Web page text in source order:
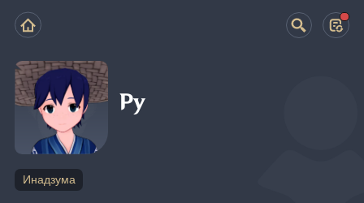
Ру
Инадзума